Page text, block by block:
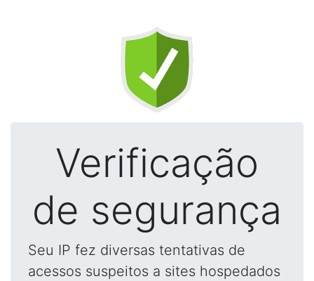
Verificação
de segurança
Seu IP fez diversas tentativas de
acessos suspeitos a sites hospedados